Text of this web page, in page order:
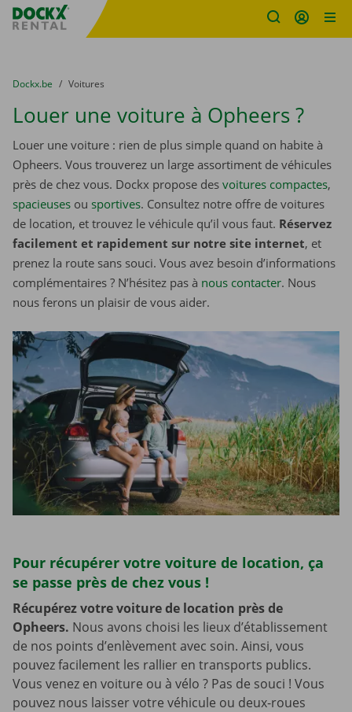
sitename
You are here:
du
Dockx.be to
Voitures
Louer une voiture à Opheers ?
Louer une voiture : rien de plus simple quand on habite à
Opheers. Vous trouverez un large assortiment de véhicules
près de chez vous. Dockx propose des voitures compactes,
spacieuses ou sportives. Consultez notre offre de voitures
de location, et trouvez le véhicule qu’il vous faut. Réservez
facilement et rapidement sur notre site internet, et
prenez la route sans souci. Vous avez besoin d’informations
complémentaires ? N’hésitez pas à nous contacter. Nous
nous ferons un plaisir de vous aider.
Pour récupérer votre voiture de location, ça
se passe près de chez vous !
Récupérez votre voiture de location près de
Opheers. Nous avons choisi les lieux d’établissement
de nos points d’enlèvement avec soin. Ainsi, vous
pouvez facilement les rallier en transports publics.
Vous venez en voiture ou à vélo ? Pas de souci ! Vous
pouvez nous laisser votre véhicule ou deux-roues